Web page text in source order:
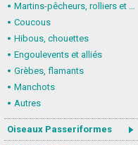
Martins-pêcheurs, rolliers et alliés
Coucous
Hibous, chouettes
Engoulevents et alliés
Grèbes, flamants
Manchots
Autres
Oiseaux Passeriformes